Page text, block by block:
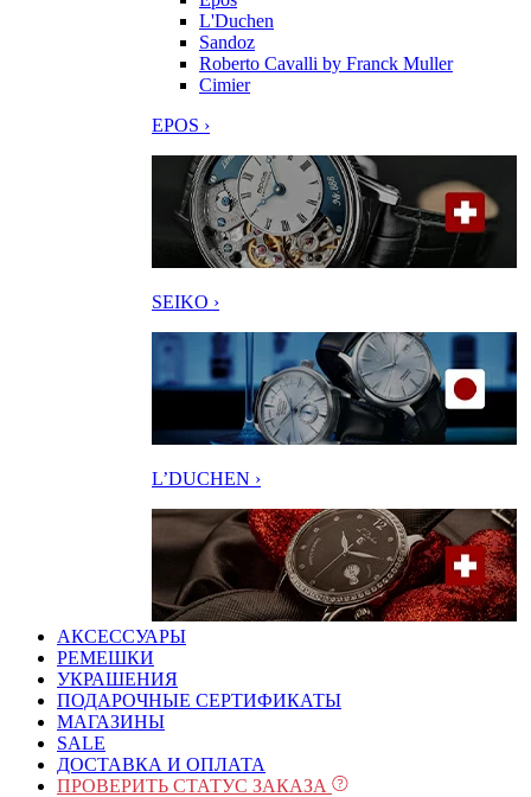
L'Duchen
Sandoz
Roberto Cavalli by Franck Muller
Cimier
EPOS ›
SEIKO ›
L’DUCHEN ›
АКСЕССУАРЫ
РЕМЕШКИ
УКРАШЕНИЯ
ПОДАРОЧНЫЕ СЕРТИФИКАТЫ
МАГАЗИНЫ
SALE
ДОСТАВКА И ОПЛАТА
ПРОВЕРИТЬ СТАТУС ЗАКАЗА